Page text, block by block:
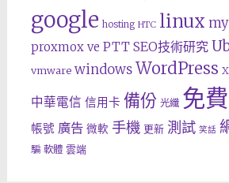
google hosting HTC linux
proxmox ve PTT SEO技術研究
vmware windows WordPress
中華電信 信用卡 備份 光纖 免費
帳號 廣告 微軟 手機 更新 測試 笑話
騙 軟體 雲端